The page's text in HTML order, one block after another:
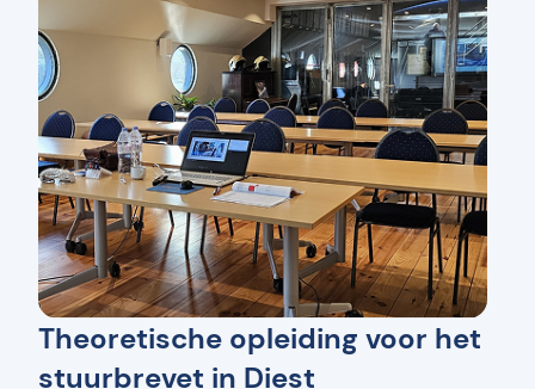
Theoretische opleiding voor het
stuurbrevet in Diest